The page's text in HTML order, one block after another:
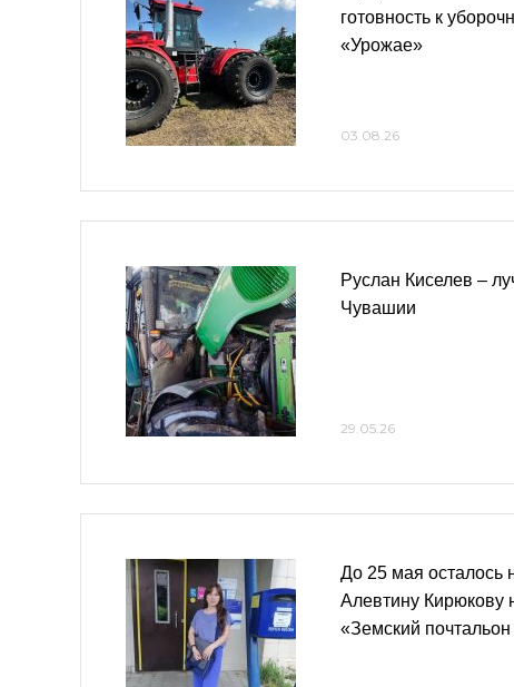
готовность к
«Урожае»
03.08.26
Руслан Киселев –
Чувашии
29.05.26
До 25 мая осталось
Алевтину Кирюкову
«Земский